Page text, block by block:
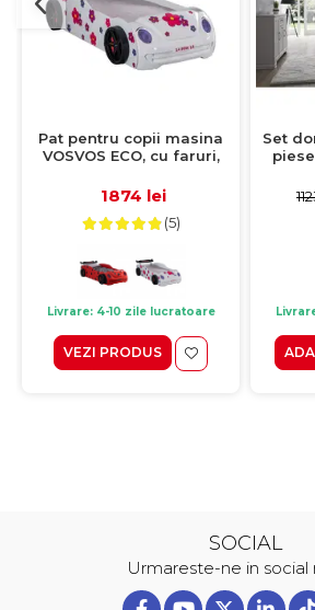
Pat pentru copii masina
VOSVOS ECO, cu faruri,
1874 lei
(5)
Livrare: 4-10 zile lucratoare
VEZI PRODUS
Set
SOCIAL
Urmareste-ne in social